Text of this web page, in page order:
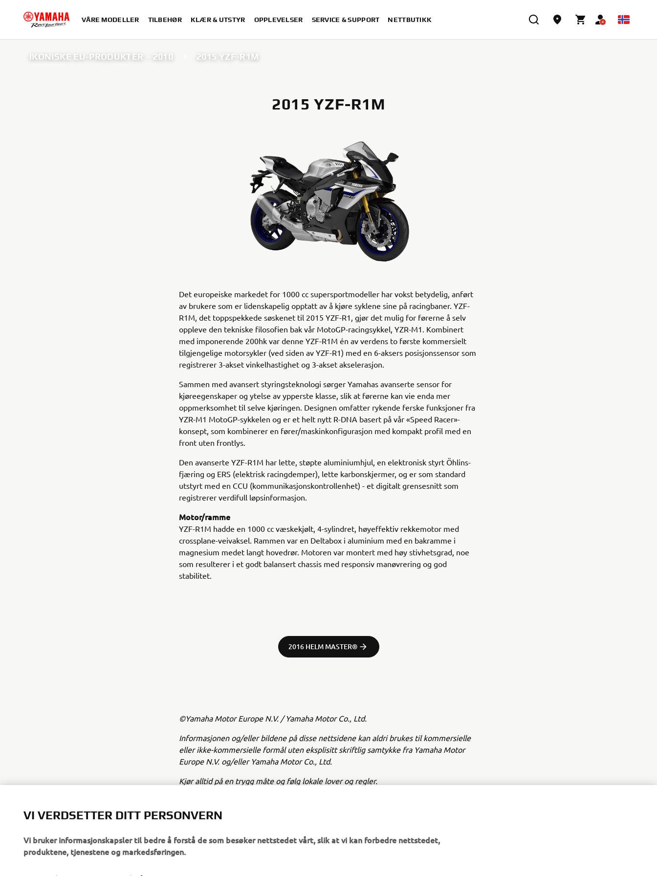
VÅRE MODELLER TILBEHØR KLÆR & UTSTYR OPPLEVELSER SERVICE & SUPPORT NETTBUTIKK
IKONISKE EU-PRODUKTER – 2010 2015 YZF-R1M
2015 YZF-R1M
Det europeiske markedet for 1000 cc supersportmodeller har vokst betydelig, anført
av brukere som er lidenskapelig opptatt av å kjøre syklene sine på racingbaner. YZF-
R1M, det toppspekkede søskenet til 2015 YZF-R1, gjør det mulig for førerne å selv
oppleve den tekniske filosofien bak vår MotoGP-racingsykkel, YZR-M1. Kombinert
med imponerende 200hk var denne YZF-R1M én av verdens to første kommersielt
tilgjengelige motorsykler (ved siden av YZF-R1) med en 6-aksers posisjonssensor som
registrerer 3-akset vinkelhastighet og 3-akset akselerasjon.
Sammen med avansert styringsteknologi sørger Yamahas avanserte sensor for
kjøreegenskaper og ytelse av ypperste klasse, slik at førerne kan vie enda mer
oppmerksomhet til selve kjøringen. Designen omfatter rykende ferske funksjoner fra
YZR-M1 MotoGP-sykkelen og er et helt nytt R-DNA basert på vår «Speed Racer»-
konsept, som kombinerer en fører/maskinkonfigurasjon med kompakt profil med en
front uten frontlys.
Den avanserte YZF-R1M har lette, støpte aluminiumhjul, en elektronisk styrt Öhlins-
fjæring og ERS (elektrisk racingdemper), lette karbonskjermer, og er som standard
utstyrt med en CCU (kommunikasjonskontrollenhet) - et digitalt grensesnitt som
registrerer verdifull løpsinformasjon.
Motor/ramme
YZF-R1M hadde en 1000 cc væskekjølt, 4-sylindret, høyeffektiv rekkemotor med
crossplane-veivaksel. Rammen var en Deltabox i aluminium med en bakramme i
magnesium medet langt hovedrør. Motoren var montert med høy stivhetsgrad, noe
som resulterer i et godt balansert chassis med responsiv manøvrering og god
stabilitet.
2016 HELM MASTER®
©Yamaha Motor Europe N.V. / Yamaha Motor Co., Ltd.
Informasjonen og/eller bildene på disse nettsidene kan aldri brukes til kommersielle
eller ikke-kommersielle formål uten eksplisitt skriftlig samtykke fra Yamaha Motor
Europe N.V. og/eller Yamaha Motor Co., Ltd.
Kjør alltid på en trygg måte og følg lokale lover og regler.
VI VERDSETTER DITT PERSONVERN
Vi bruker informasjonskapsler til bedre å forstå de som besøker nettstedet vårt, slik at vi kan forbedre nettstedet,
Cookies (informasjonskapsler) på Yamaha Motors hjemmeside